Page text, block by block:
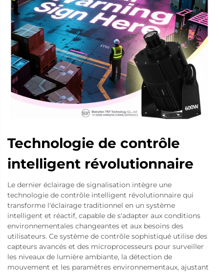
Technologie de contrôle
intelligent révolutionnaire
Le dernier éclairage de signalisation intègre une
technologie de contrôle intelligent révolutionnaire qui
transforme l'éclairage traditionnel en un système
intelligent et réactif, capable de s'adapter aux conditions
environnementales changeantes et aux besoins des
utilisateurs. Ce système de contrôle sophistiqué utilise des
capteurs avancés et des microprocesseurs pour surveiller
les niveaux de lumière ambiante, la détection de
mouvement et les paramètres environnementaux, ajustant